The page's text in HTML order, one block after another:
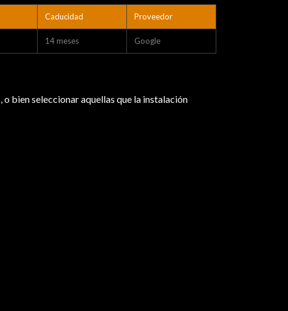
Caducidad Proveedor
14 meses Google
bien seleccionar aquellas que la instalación